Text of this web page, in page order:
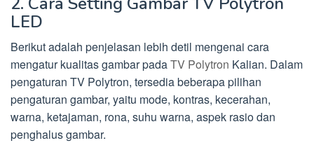
LED
Berikut adalah penjelasan lebih detil mengenai cara
mengatur kualitas gambar padaTV Polytron Kalian. Dalam
pengaturan TV Polytron, tersedia beberapa pilihan
pengaturan gambar, yaitu mode, kontras, kecerahan,
warna, ketajaman, rona, suhu warna, aspek rasio dan
penghalus gambar.